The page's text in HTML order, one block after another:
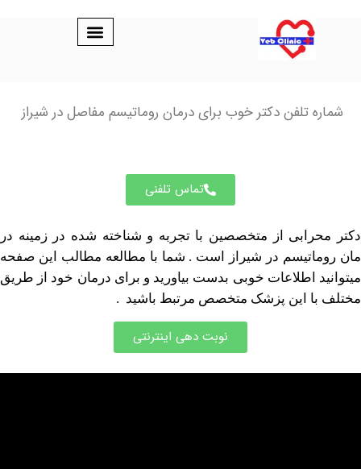
تلفن دکتر خوب برای درمان روماتیسم مفاصل در شیراز
تماس تلفنی
از متخصصین با تجربه و شناخته شده در زمینه در
در شیراز است . شما با مطالعه مطالب این صفحه
اطلاعات خوبی بدست بیاورید و برای درمان خود از طریق
این پزشک متخصص مرتبط باشید .
نوبت دهی اینترنتی